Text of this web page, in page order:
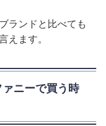
ランドと比べても
えます。
ニーで買う時